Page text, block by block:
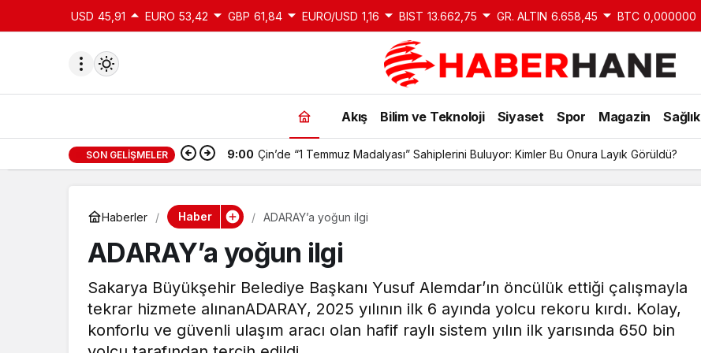
USD 45,91 EURO 53,42 GBP 61,84 EURO/USD 1,16 BIST 13.662,75 GR. ALTIN 6.658,45 BTC 0,000000
Akış Bilim ve Teknoloji Siyaset Spor Magazin Sağlık
SON GELIŞMELER 9:00 Çin’de “1 Temmuz Madalyası” Sahiplerini Buluyor: Kimler Bu Onura Layık Görüldü?
Haberler Haber ADARAY’a yoğun ilgi
ADARAY’a yoğun ilgi
Sakarya Büyükşehir Belediye Başkanı Yusuf Alemdar’ın öncülük ettiği çalışmayla
tekrar hizmete alınanADARAY, 2025 yılının ilk 6 ayında yolcu rekoru kırdı. Kolay,
konforlu ve güvenli ulaşım aracı olan hafif raylı sistem yılın ilk yarısında 650 bin